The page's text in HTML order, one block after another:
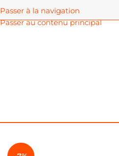
Passer à la navigation
Passer au contenu principal